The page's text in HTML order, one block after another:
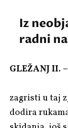
Iz
radni
GLEŽANJ II.
zagristi u taj
dodira